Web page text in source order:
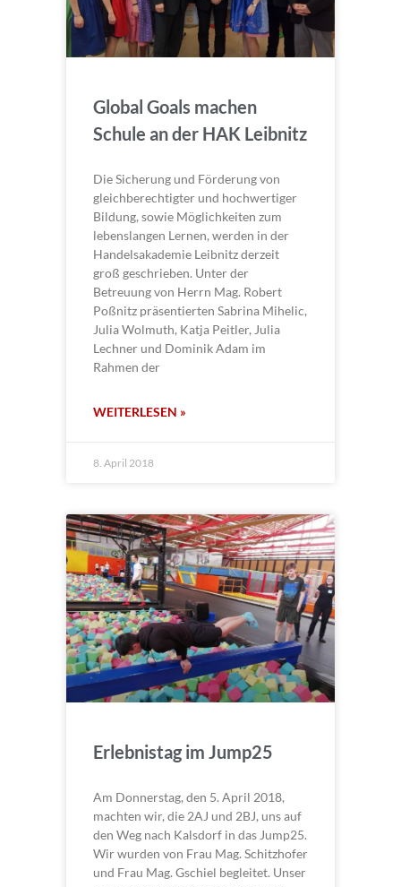
Global Goals machen
Schule an der HAK Leibnitz
Die Sicherung und Förderung von
gleichberechtigter und hochwertiger
Bildung, sowie Möglichkeiten zum
lebenslangen Lernen, werden in der
Handelsakademie Leibnitz derzeit
groß geschrieben. Unter der
Betreuung von Herrn Mag. Robert
Poßnitz präsentierten Sabrina Mihelic,
Julia Wolmuth, Katja Peitler, Julia
Lechner und Dominik Adam im
Rahmen der
WEITERLESEN »
8. April 2018
Erlebnistag im Jump25
Am Donnerstag, den 5. April 2018,
machten wir, die 2AJ und 2BJ, uns auf
den Weg nach Kalsdorf in das Jump25.
Wir wurden von Frau Mag. Schitzhofer
und Frau Mag. Gschiel begleitet. Unser